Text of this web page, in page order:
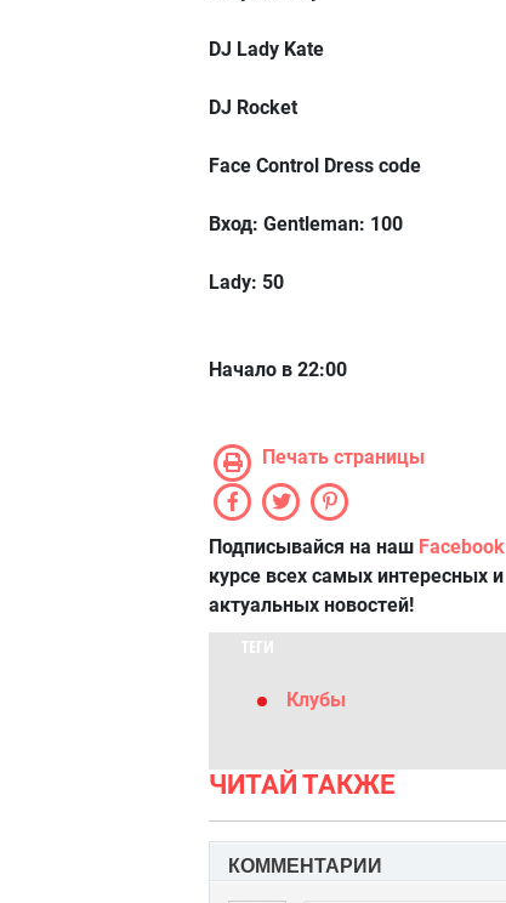
DJ Lady Kate
DJ Rocket
Face Control Dress code
Вход: Gentleman: 100
Lady: 50
Начало в 22:00
Печать страницы
Подписывайся на наш Facebook
курсе всех самых интересных и
актуальных новостей!
ТЕГИ
Клубы
ЧИТАЙ ТАКЖЕ
КОММЕНТАРИИ